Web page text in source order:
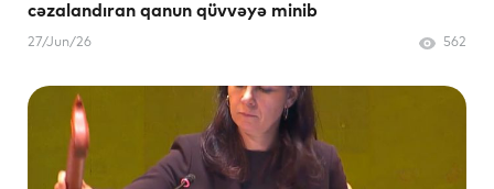
cəzalandıran qanun qüvvəyə minib
27/Jun/26 562